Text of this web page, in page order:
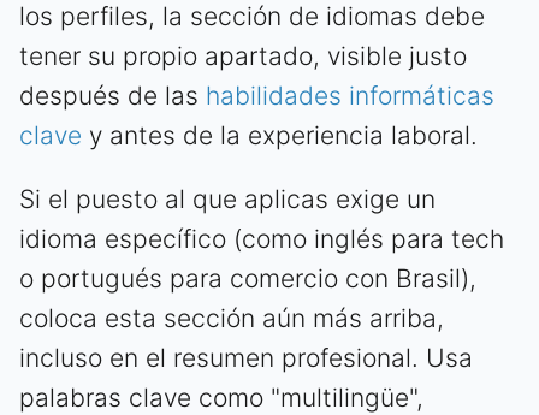
los perfiles, la sección de idiomas debe
tener su propio apartado, visible justo
después de las habilidades informáticas
clave y antes de la experiencia laboral.
Si el puesto al que aplicas exige un
idioma específico (como inglés para tech
o portugués para comercio con Brasil),
coloca esta sección aún más arriba,
incluso en el resumen profesional. Usa
palabras clave como "multilingüe",